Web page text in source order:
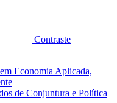
Contraste
Economia Aplicada,
de Conjuntura e Política